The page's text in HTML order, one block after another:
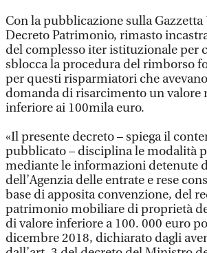
Con la pubblicazione sulla
Decreto Patrimonio, rimasto
del complesso iter istituzionale per
sblocca la procedura del rimborso
per questi risparmiatori che
domanda di risarcimento un valore
inferiore ai 100mila euro.
«Il presente decreto – spiega il
pubblicato – disciplina le modalità
mediante le informazioni detenute
dell’Agenzia delle entrate e rese
base di apposita convenzione, del
patrimonio mobiliare di proprietà
di valore inferiore a 100. 000 euro
dicembre 2018, dichiarato dagli